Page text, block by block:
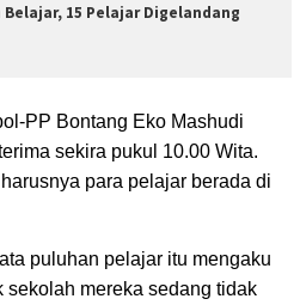
15 Pelajar Digelandang
PP Bontang Eko Mashudi
sekira pukul 10.00 Wita.
para pelajar berada di
puluhan pelajar itu mengaku
sekolah mereka sedang tidak